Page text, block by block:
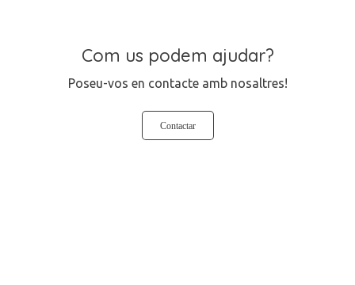
Com us podem ajudar?
Poseu-vos en contacte amb nosaltres!
Contactar